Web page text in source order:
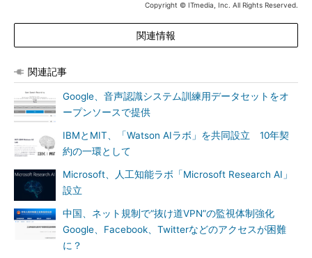
Copyright © ITmedia, Inc. All Rights Reserved.
関連情報
関連記事
Google、音声認識システム訓練用データセットをオ
ープンソースで提供
IBMとMIT、「Watson AIラボ」を共同設立 10年契
約の一環として
Microsoft、人工知能ラボ「Microsoft Research AI」
設立
中国、ネット規制で“抜け道VPN”の監視体制強化
Google、Facebook、Twitterなどのアクセスが困難
に？